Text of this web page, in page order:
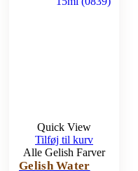
Quick View
Tilføj til kurv
Alle Gelish Farver
Gelish Water